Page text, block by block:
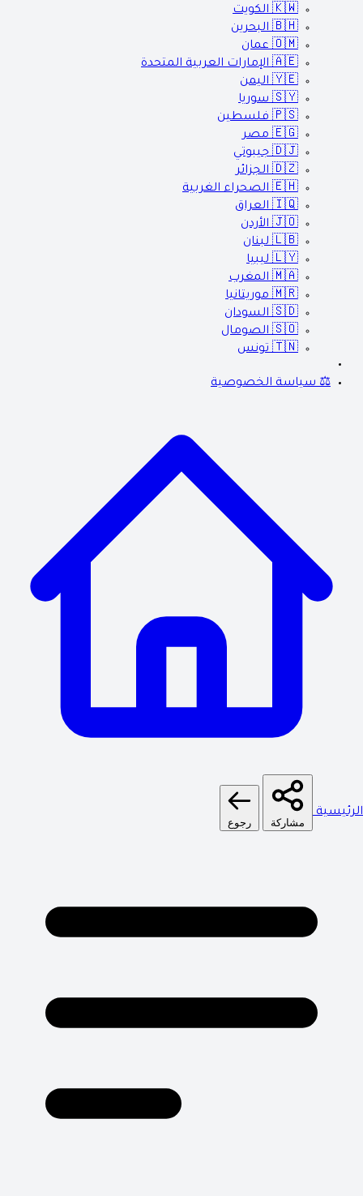
🇰🇼 الكويت
🇧🇭 البحرين
🇴🇲 عمان
🇦🇪 الإمارات العربية المتحدة
🇾🇪 اليمن
🇸🇾 سوريا
🇵🇸 فلسطين
🇪🇬 مصر
🇩🇯 جيبوتي
🇩🇿 الجزائر
🇪🇭 الصحراء الغربية
🇮🇶 العراق
🇯🇴 الأردن
🇱🇧 لبنان
🇱🇾 ليبيا
🇲🇦 المغرب
🇲🇷 موريتانيا
🇸🇩 السودان
🇸🇴 الصومال
🇹🇳 تونس
⚖️ سياسة الخصوصية
الرئيسية
مشاركة رجوع